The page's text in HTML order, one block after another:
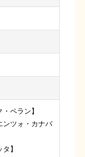
ペラン】
ンツォ・カナバ
】